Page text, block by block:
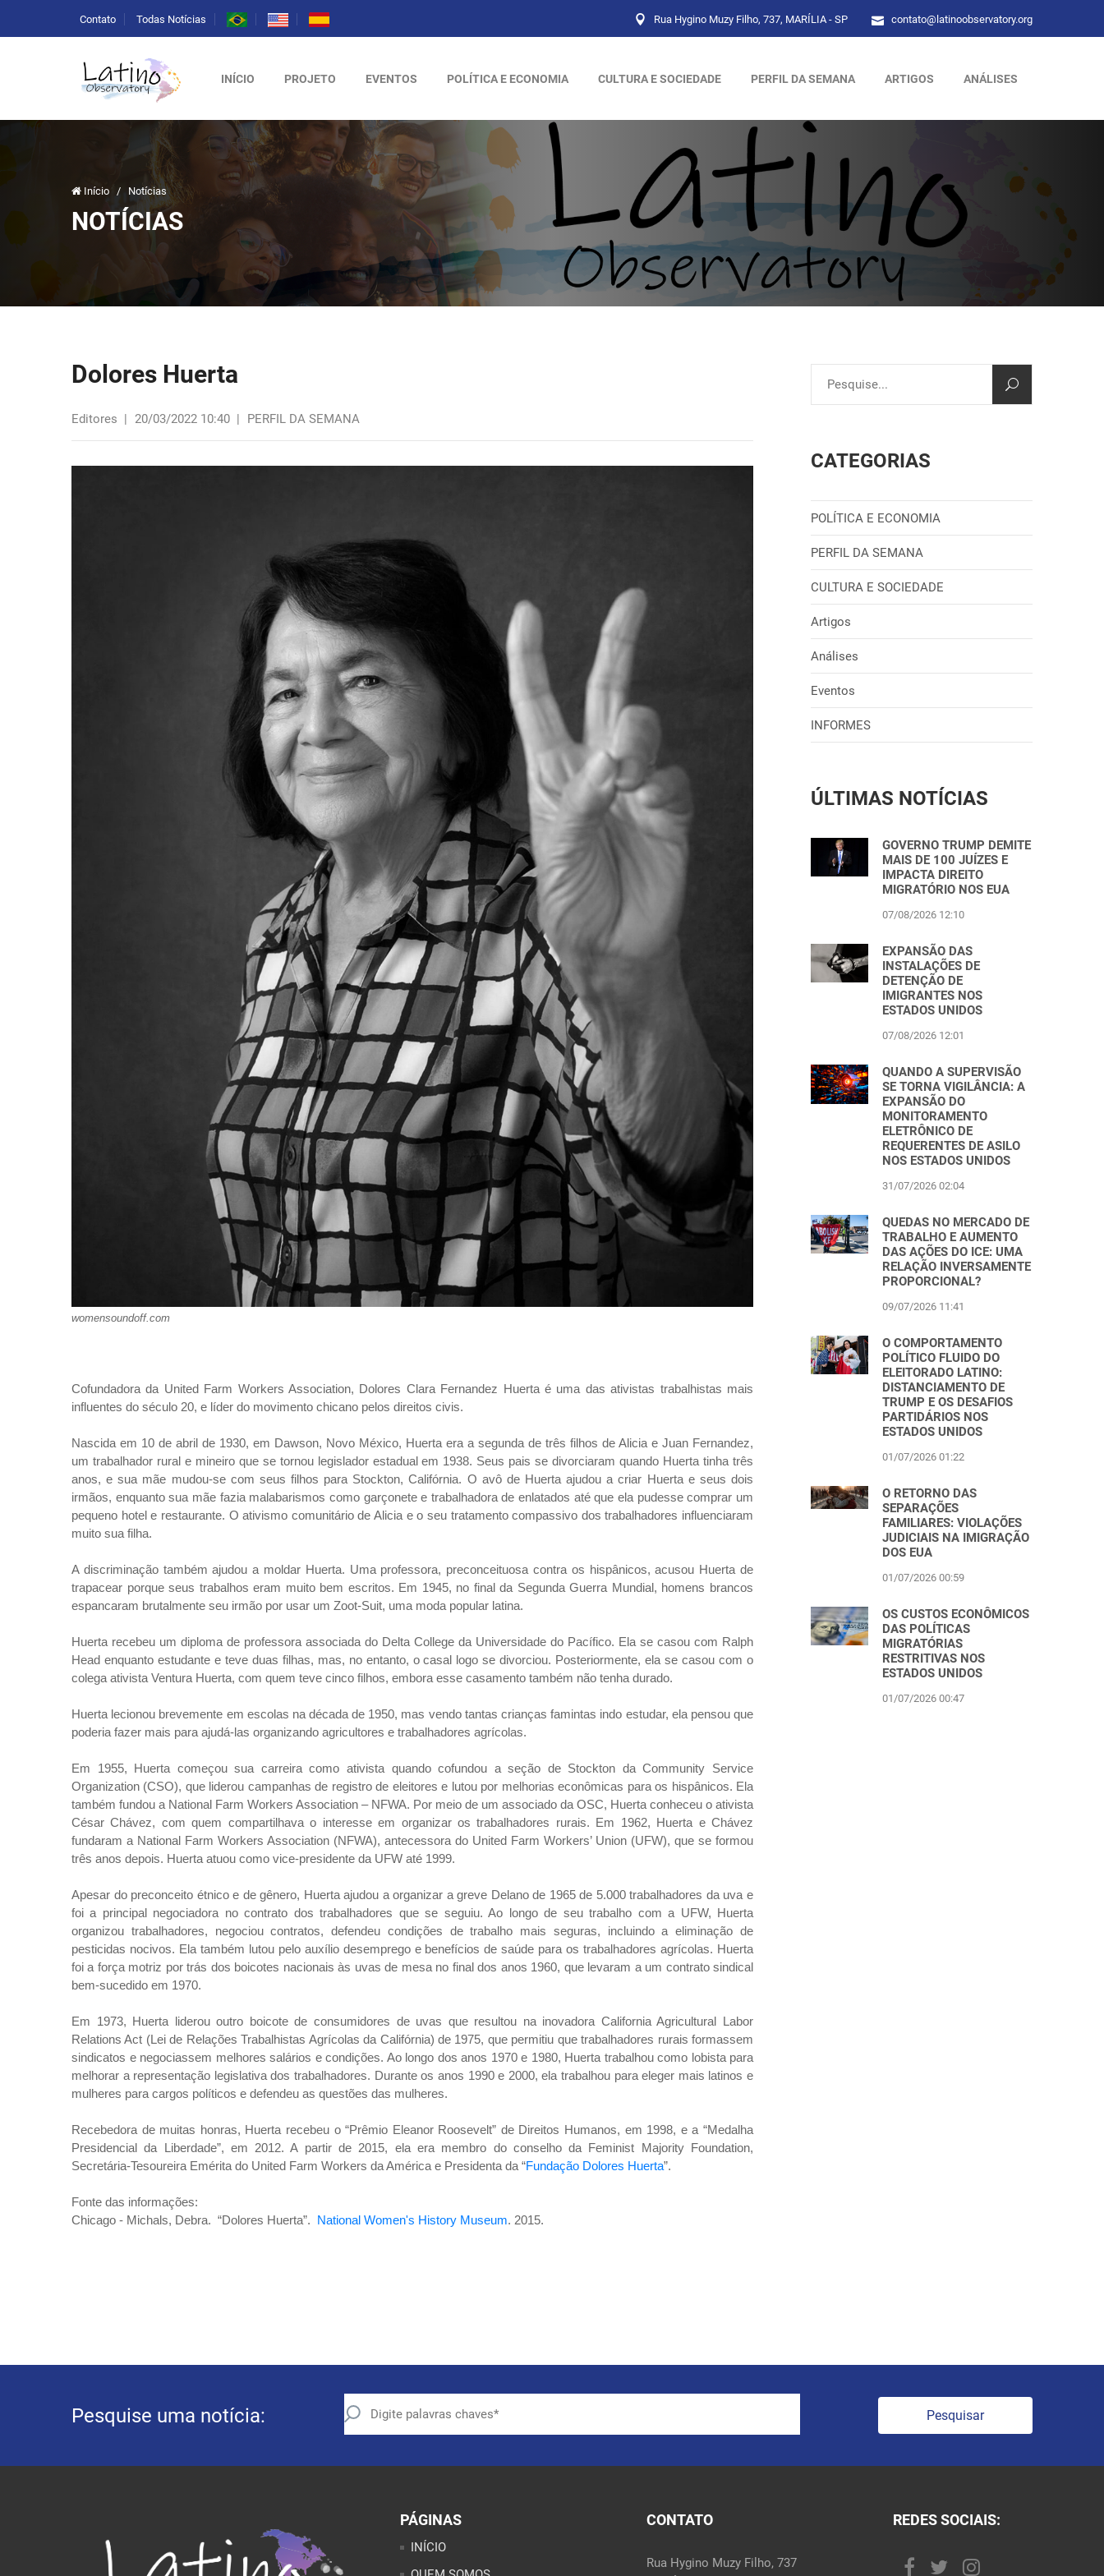
Contato Todas Notícias Rua Hygino Muzy Filho, 737, MARÍLIA - SP contato@latinoobservatory.org
INÍCIO PROJETO EVENTOS POLÍTICA E ECONOMIA CULTURA E SOCIEDADE PERFIL DA SEMANA ARTIGOS ANÁLISES
Início / Notícias
NOTÍCIAS
Dolores Huerta
Editores | 20/03/2022 10:40 | PERFIL DA SEMANA
womensoundoff.com
Cofundadora da United Farm Workers Association, Dolores Clara Fernandez Huerta é uma das ativistas trabalhistas mais
influentes do século 20, e líder do movimento chicano pelos direitos civis.
Nascida em 10 de abril de 1930, em Dawson, Novo México, Huerta era a segunda de três filhos de Alicia e Juan Fernandez,
um trabalhador rural e mineiro que se tornou legislador estadual em 1938. Seus pais se divorciaram quando Huerta tinha três
anos, e sua mãe mudou-se com seus filhos para Stockton, Califórnia. O avô de Huerta ajudou a criar Huerta e seus dois
irmãos, enquanto sua mãe fazia malabarismos como garçonete e trabalhadora de enlatados até que ela pudesse comprar um
pequeno hotel e restaurante. O ativismo comunitário de Alicia e o seu tratamento compassivo dos trabalhadores influenciaram
muito sua filha.
A discriminação também ajudou a moldar Huerta. Uma professora, preconceituosa contra os hispânicos, acusou Huerta de
trapacear porque seus trabalhos eram muito bem escritos. Em 1945, no final da Segunda Guerra Mundial, homens brancos
espancaram brutalmente seu irmão por usar um Zoot-Suit, uma moda popular latina.
Huerta recebeu um diploma de professora associada do Delta College da Universidade do Pacífico. Ela se casou com Ralph
Head enquanto estudante e teve duas filhas, mas, no entanto, o casal logo se divorciou. Posteriormente, ela se casou com o
colega ativista Ventura Huerta, com quem teve cinco filhos, embora esse casamento também não tenha durado.
Huerta lecionou brevemente em escolas na década de 1950, mas vendo tantas crianças famintas indo estudar, ela pensou que
poderia fazer mais para ajudá-las organizando agricultores e trabalhadores agrícolas.
Em 1955, Huerta começou sua carreira como ativista quando cofundou a seção de Stockton da Community Service
Organization (CSO), que liderou campanhas de registro de eleitores e lutou por melhorias econômicas para os hispânicos. Ela
também fundou a National Farm Workers Association – NFWA. Por meio de um associado da OSC, Huerta conheceu o ativista
César Chávez, com quem compartilhava o interesse em organizar os trabalhadores rurais. Em 1962, Huerta e Chávez
fundaram a National Farm Workers Association (NFWA), antecessora do United Farm Workers’ Union (UFW), que se formou
três anos depois. Huerta atuou como vice-presidente da UFW até 1999.
Apesar do preconceito étnico e de gênero, Huerta ajudou a organizar a greve Delano de 1965 de 5.000 trabalhadores da uva e
foi a principal negociadora no contrato dos trabalhadores que se seguiu. Ao longo de seu trabalho com a UFW, Huerta
organizou trabalhadores, negociou contratos, defendeu condições de trabalho mais seguras, incluindo a eliminação de
pesticidas nocivos. Ela também lutou pelo auxílio desemprego e benefícios de saúde para os trabalhadores agrícolas. Huerta
foi a força motriz por trás dos boicotes nacionais às uvas de mesa no final dos anos 1960, que levaram a um contrato sindical
bem-sucedido em 1970.
Em 1973, Huerta liderou outro boicote de consumidores de uvas que resultou na inovadora California Agricultural Labor
Relations Act (Lei de Relações Trabalhistas Agrícolas da Califórnia) de 1975, que permitiu que trabalhadores rurais formassem
sindicatos e negociassem melhores salários e condições. Ao longo dos anos 1970 e 1980, Huerta trabalhou como lobista para
melhorar a representação legislativa dos trabalhadores. Durante os anos 1990 e 2000, ela trabalhou para eleger mais latinos e
mulheres para cargos políticos e defendeu as questões das mulheres.
Recebedora de muitas honras, Huerta recebeu o “Prêmio Eleanor Roosevelt” de Direitos Humanos, em 1998, e a “Medalha
Presidencial da Liberdade”, em 2012. A partir de 2015, ela era membro do conselho da Feminist Majority Foundation,
Secretária-Tesoureira Emérita do United Farm Workers da América e Presidenta da “Fundação Dolores Huerta”.
Fonte das informações:
Chicago - Michals, Debra. “Dolores Huerta”. National Women's History Museum. 2015.
CATEGORIAS
POLÍTICA E ECONOMIA
PERFIL DA SEMANA
CULTURA E SOCIEDADE
Artigos
Análises
Eventos
INFORMES
ÚLTIMAS NOTÍCIAS
GOVERNO TRUMP DEMITE
MAIS DE 100 JUÍZES E
IMPACTA DIREITO
MIGRATÓRIO NOS EUA
07/08/2026 12:10
EXPANSÃO DAS
INSTALAÇÕES DE
DETENÇÃO DE
IMIGRANTES NOS
ESTADOS UNIDOS
07/08/2026 12:01
QUANDO A SUPERVISÃO
SE TORNA VIGILÂNCIA: A
EXPANSÃO DO
MONITORAMENTO
ELETRÔNICO DE
REQUERENTES DE ASILO
NOS ESTADOS UNIDOS
31/07/2026 02:04
QUEDAS NO MERCADO DE
TRABALHO E AUMENTO
DAS AÇÕES DO ICE: UMA
RELAÇÃO INVERSAMENTE
PROPORCIONAL?
09/07/2026 11:41
O COMPORTAMENTO
POLÍTICO FLUIDO DO
ELEITORADO LATINO:
DISTANCIAMENTO DE
TRUMP E OS DESAFIOS
PARTIDÁRIOS NOS
ESTADOS UNIDOS
01/07/2026 01:22
O RETORNO DAS
SEPARAÇÕES
FAMILIARES: VIOLAÇÕES
JUDICIAIS NA IMIGRAÇÃO
DOS EUA
01/07/2026 00:59
OS CUSTOS ECONÔMICOS
DAS POLÍTICAS
MIGRATÓRIAS
RESTRITIVAS NOS
ESTADOS UNIDOS
01/07/2026 00:47
Pesquise uma notícia: Pesquisar
PÁGINAS
INÍCIO
CONTATO
Rua Hygino Muzy Filho, 737
REDES SOCIAIS: